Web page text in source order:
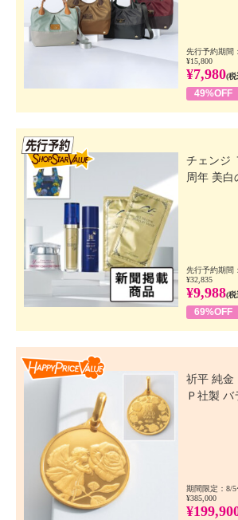
先行予約期間
¥15,800
¥7,980(税
49%OFF
チェンジ
周年 美白
先行予約期間
¥32,835
¥9,988(税
69%OFF
祈平 純
Ｐ社製 バ
期間限定：8/5
¥385,000